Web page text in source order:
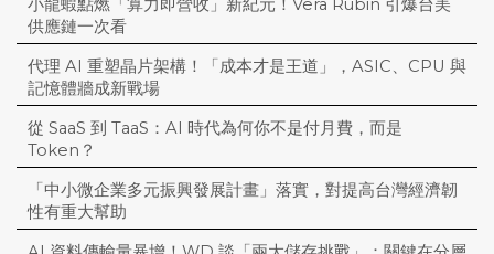
小龍蝦點燃「算力即營收」新紀元！Vera Rubin 引爆台美
供應鏈一次看
代理 AI 重塑晶片架構！「成本才是王道」，ASIC、CPU 與
記憶體牆成新戰場
從 SaaS 到 TaaS：AI 時代為何你不是付月費，而是
Token？
「中小微企業多元振興發展計畫」落實，對提高台灣經濟韌
性有重大幫助